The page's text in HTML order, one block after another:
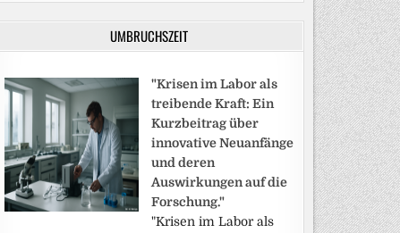
UMBRUCHSZEIT
"Krisen im Labor als
treibende Kraft: Ein
Kurzbeitrag über
innovative Neuanfänge
und deren
Auswirkungen auf die
Forschung."
"Krisen im Labor als